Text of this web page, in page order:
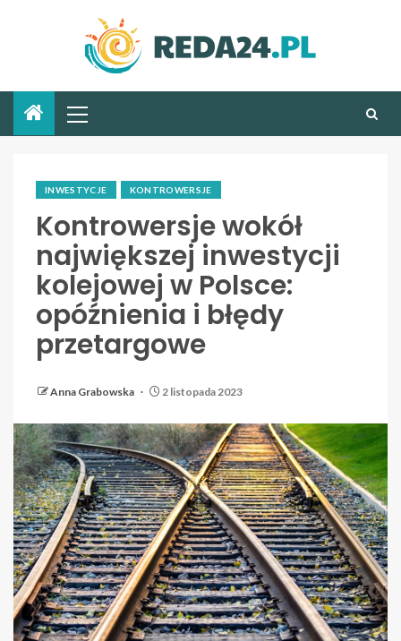
INWESTYCJE KONTROWERSJE
Kontrowersje wokół
największej inwestycji
kolejowej w Polsce:
opóźnienia i błędy
przetargowe
Anna Grabowska 2 listopada 2023